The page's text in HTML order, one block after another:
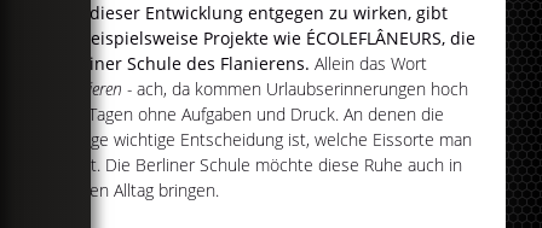
Um dieser Entwicklung entgegen zu wirken, gibt
es beispielsweise Projekte wie ÉCOLEFLÂNEURS, die
Berliner Schule des Flanierens. Allein das Wort
Flanieren - ach, da kommen Urlaubserinnerungen hoch
von Tagen ohne Aufgaben und Druck. An denen die
einzige wichtige Entscheidung ist, welche Eissorte man
wählt. Die Berliner Schule möchte diese Ruhe auch in
deinen Alltag bringen.